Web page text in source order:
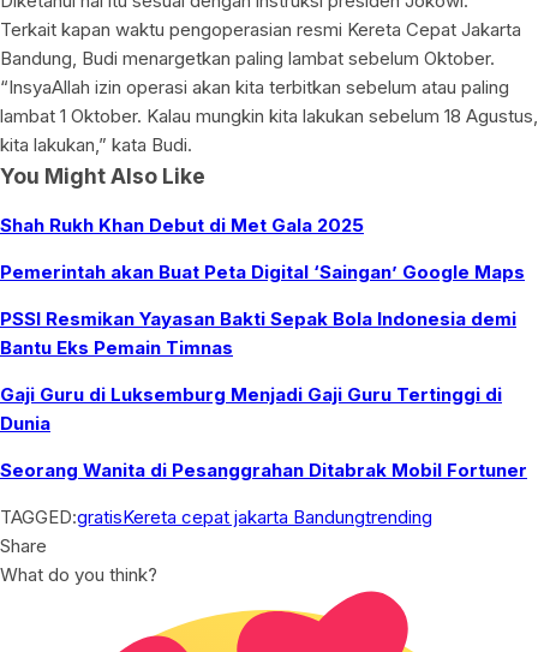
Terkait kapan waktu pengoperasian resmi Kereta Cepat Jakarta
Bandung, Budi menargetkan paling lambat sebelum Oktober.
“InsyaAllah izin operasi akan kita terbitkan sebelum atau paling
lambat 1 Oktober. Kalau mungkin kita lakukan sebelum 18 Agustus,
kita lakukan,” kata Budi.
You Might Also Like
Shah Rukh Khan Debut di Met Gala 2025
Pemerintah akan Buat Peta Digital ‘Saingan’ Google Maps
PSSI Resmikan Yayasan Bakti Sepak Bola Indonesia demi
Bantu Eks Pemain Timnas
Gaji Guru di Luksemburg Menjadi Gaji Guru Tertinggi di
Dunia
Seorang Wanita di Pesanggrahan Ditabrak Mobil Fortuner
TAGGED:gratisKereta cepat jakarta Bandungtrending
Share
What do you think?